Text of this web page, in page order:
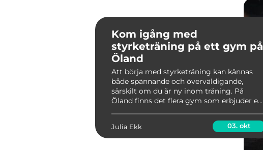
Kom igång med
styrketräning på ett gym på
Öland
Att börja med styrketräning kan kännas
både spännande och överväldigande,
särskilt om du är ny inom träning. På
Öland finns det flera gym som erbjuder en
Julia Ekk 03. okt